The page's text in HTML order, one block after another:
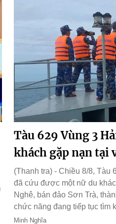
Tàu 629 Vùng 3
khách gặp nạn tại
(Thanh tra) - Chiều 8/8, Tàu
đã cứu được một nữ du
Nghê, bán đảo Sơn Trà,
chức năng đang tiếp tục tìm
Minh Nghĩa